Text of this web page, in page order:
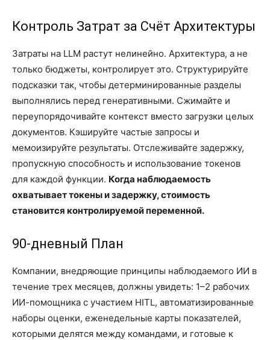
Контроль Затрат за Счёт Архитектуры
Затраты на LLM растут нелинейно. Архитектура, а не
только бюджеты, контролирует это. Структурируйте
подсказки так, чтобы детерминированные разделы
выполнялись перед генеративными. Сжимайте и
переупорядочивайте контекст вместо загрузки целых
документов. Кэшируйте частые запросы и
мемоизируйте результаты. Отслеживайте задержку,
пропускную способность и использование токенов
для каждой функции. Когда наблюдаемость
охватывает токены и задержку, стоимость
становится контролируемой переменной.
90-дневный План
Компании, внедряющие принципы наблюдаемого ИИ в
течение трех месяцев, должны увидеть: 1–2 рабочих
ИИ-помощника с участием HITL, автоматизированные
наборы оценки, еженедельные карты показателей,
которыми делятся между командами, и готовые к